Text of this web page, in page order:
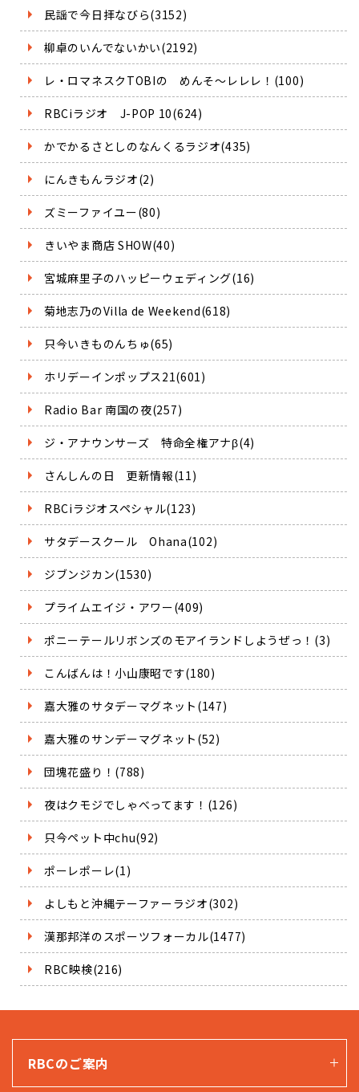
民謡で今日拝なびら(3152)
柳卓のいんでないかい(2192)
レ・ロマネスクTOBIの めんそ～レレレ！(100)
RBCiラジオ J-POP 10(624)
かでかるさとしのなんくるラジオ(435)
にんきもんラジオ(2)
ズミーファイユー(80)
きいやま商店 SHOW(40)
宮城麻里子のハッピーウェディング(16)
菊地志乃のVilla de Weekend(618)
只今いきものんちゅ(65)
ホリデーインポップス21(601)
Radio Bar 南国の夜(257)
ジ・アナウンサーズ 特命全権アナβ(4)
さんしんの日 更新情報(11)
RBCiラジオスペシャル(123)
サタデースクール Ohana(102)
ジブンジカン(1530)
プライムエイジ・アワー(409)
ポニーテールリボンズのモアイランドしようぜっ！(3)
こんばんは！小山康昭です(180)
嘉大雅のサタデーマグネット(147)
嘉大雅のサンデーマグネット(52)
団塊花盛り！(788)
夜はクモジでしゃべってます！(126)
只今ペット中chu(92)
ポーレポーレ(1)
よしもと沖縄テーファーラジオ(302)
漢那邦洋のスポーツフォーカル(1477)
RBC映検(216)
RBCのご案内